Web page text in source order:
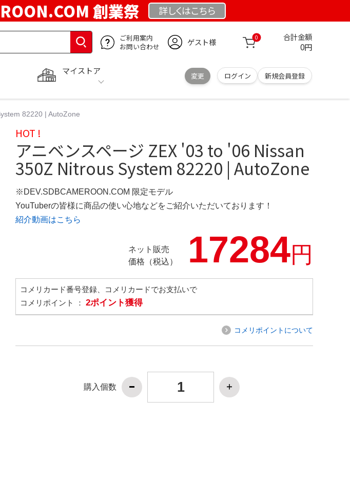
創業祭 詳しくはこちら
ご利用案内
お問い合わせ
ゲスト様 0 合計金額
0円
マイストア
変更 ログイン 新規会員登録
82220 | AutoZone
HOT !
アニベンスページ ZEX '03 to '06 Nissan
350Z Nitrous System 82220 | AutoZone
※DEV.SDBCAMEROON.COM 限定モデル
YouTuberの皆様に商品の使い心地などをご紹介いただいております！
紹介動画はこちら
ネット販売
価格（税込）
17284円
コメリカード番号登録、コメリカードでお支払いで
コメリポイント ： 2ポイント獲得
コメリポイントについて
購入個数